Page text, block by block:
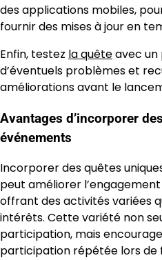
des applications mobiles,
fournir des mises à jour en
Enfin, testez la quêteavec
d’éventuels problèmes et
améliorations avant le
Avantages d’incorporer
événements
Incorporer des quêtes
peut améliorer
offrant des activités variées
intérêts. Cette variété non
participation, mais
participation répétée lors de